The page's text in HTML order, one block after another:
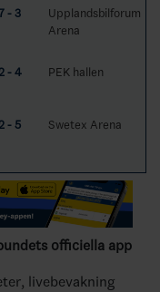
- 3
Upplandsbilforum
Arena
- 4 PEK hallen
- 5 Swetex Arena
officiella app
livebevakning